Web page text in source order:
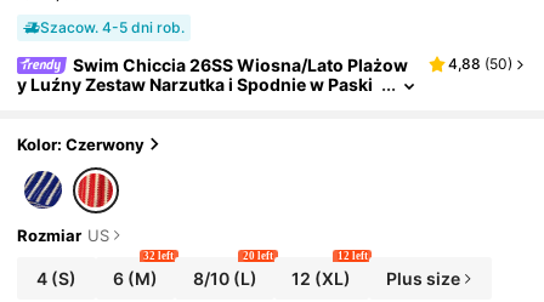
Szacow. 4-5 dni rob.
Swim Chiccia 26SS Wiosna/Lato Plażow
y Luźny Zestaw Narzutka i Spodnie w Paski
4,88 (50)
Kolor: Czerwony
Rozmiar US
4 (S) 6 (M)
32 left
8/10(L)
20 left
12 (XL)
12 left
Plus size